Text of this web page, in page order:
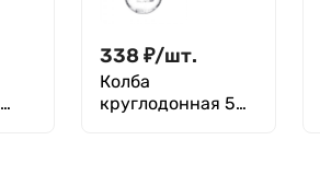
338 ₽/шт.
Колба
круглодонная 50